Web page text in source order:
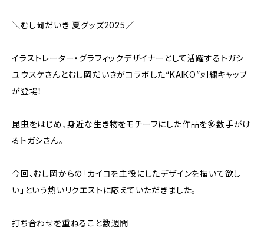
＼むし岡だいき 夏グッズ2025／
イラストレーター・グラフィックデザイナーとして活躍するトガシ
ユウスケさんとむし岡だいきがコラボした“KAIKO”刺繍キャップ
が登場！
昆虫をはじめ、身近な生き物をモチーフにした作品を多数手がけ
るトガシさん。
今回、むし岡からの「カイコを主役にしたデザインを描いて欲し
い」という熱いリクエストに応えていただきました。
打ち合わせを重ねること数週間――